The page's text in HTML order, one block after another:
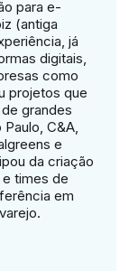
para e-
(antiga
já
digitais,
como
projetos que
grandes
C&A,
e
da criação
times de
em